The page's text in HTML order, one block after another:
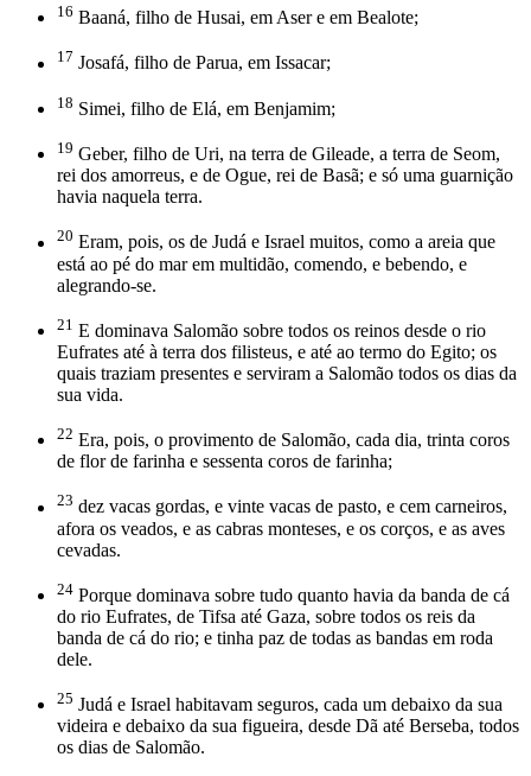
16 Baaná, filho de Husai, em Aser e em Bealote;
17 Josafá, filho de Parua, em Issacar;
18 Simei, filho de Elá, em Benjamim;
19 Geber, filho de Uri, na terra de Gileade, a terra de Seom,
rei dos amorreus, e de Ogue, rei de Basã; e só uma guarnição
havia naquela terra.
20 Eram, pois, os de Judá e Israel muitos, como a areia que
está ao pé do mar em multidão, comendo, e bebendo, e
alegrando-se.
21 E dominava Salomão sobre todos os reinos desde o rio
Eufrates até à terra dos filisteus, e até ao termo do Egito; os
quais traziam presentes e serviram a Salomão todos os dias da
sua vida.
22 Era, pois, o provimento de Salomão, cada dia, trinta coros
de flor de farinha e sessenta coros de farinha;
23 dez vacas gordas, e vinte vacas de pasto, e cem carneiros,
afora os veados, e as cabras monteses, e os corços, e as aves
cevadas.
24 Porque dominava sobre tudo quanto havia da banda de cá
do rio Eufrates, de Tifsa até Gaza, sobre todos os reis da
banda de cá do rio; e tinha paz de todas as bandas em roda
dele.
25 Judá e Israel habitavam seguros, cada um debaixo da sua
videira e debaixo da sua figueira, desde Dã até Berseba, todos
os dias de Salomão.